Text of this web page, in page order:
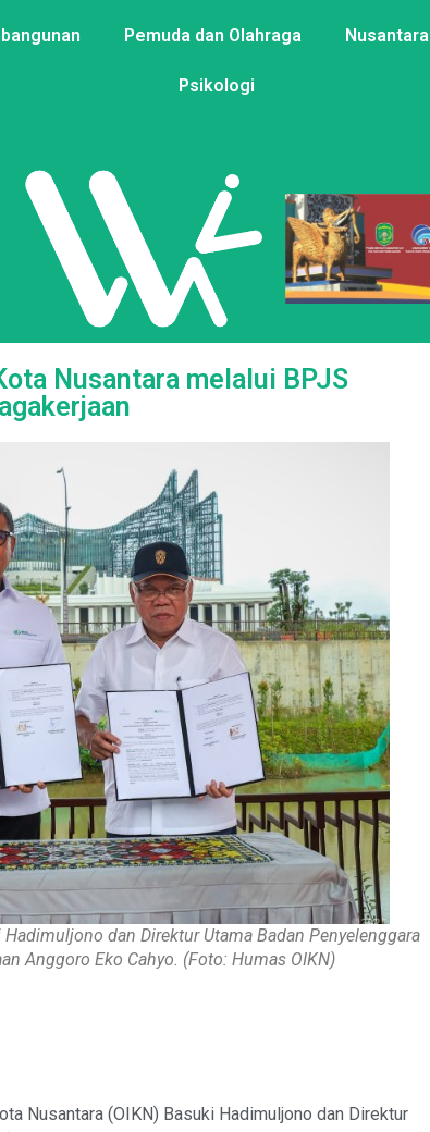
Pemuda dan Olahraga Nusantara
Psikologi
Nusantara melalui BPJS
dan Direktur Utama Badan Penyelenggara
Anggoro Eko Cahyo. (Foto: Humas OIKN)
Nusantara (OIKN) Basuki Hadimuljono dan Direktur